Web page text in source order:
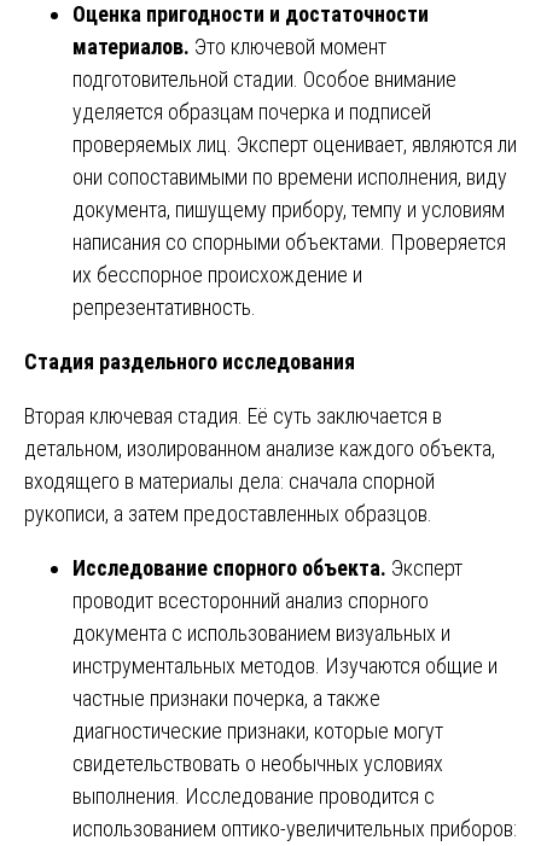
Оценка пригодности и достаточности
материалов. Это ключевой момент
подготовительной стадии. Особое внимание
уделяется образцам почерка и подписей
проверяемых лиц. Эксперт оценивает, являются ли
они сопоставимыми по времени исполнения, виду
документа, пишущему прибору, темпу и условиям
написания со спорными объектами. Проверяется
их бесспорное происхождение и
репрезентативность.
Стадия раздельного исследования
Вторая ключевая стадия. Её суть заключается в
детальном, изолированном анализе каждого объекта,
входящего в материалы дела: сначала спорной
рукописи, а затем предоставленных образцов.
Исследование спорного объекта. Эксперт
проводит всесторонний анализ спорного
документа с использованием визуальных и
инструментальных методов. Изучаются общие и
частные признаки почерка, а также
диагностические признаки, которые могут
свидетельствовать о необычных условиях
выполнения. Исследование проводится с
использованием оптико-увеличительных приборов: